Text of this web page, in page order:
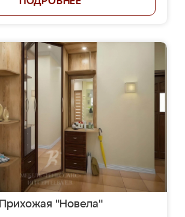
Прихожая "Новела"